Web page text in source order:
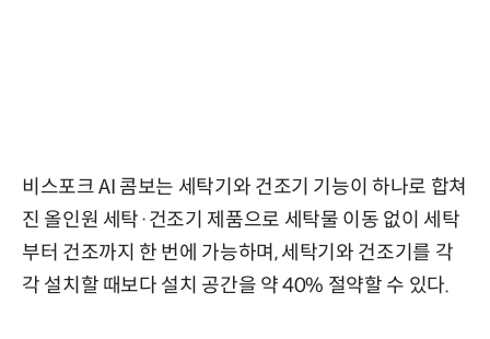
비스포크 AI 콤보는 세탁기와 건조기 기능이 하나로 합쳐
진 올인원 세탁·건조기 제품으로 세탁물 이동 없이 세탁
부터 건조까지 한 번에 가능하며, 세탁기와 건조기를 각
각 설치할 때보다 설치 공간을 약 40% 절약할 수 있다.